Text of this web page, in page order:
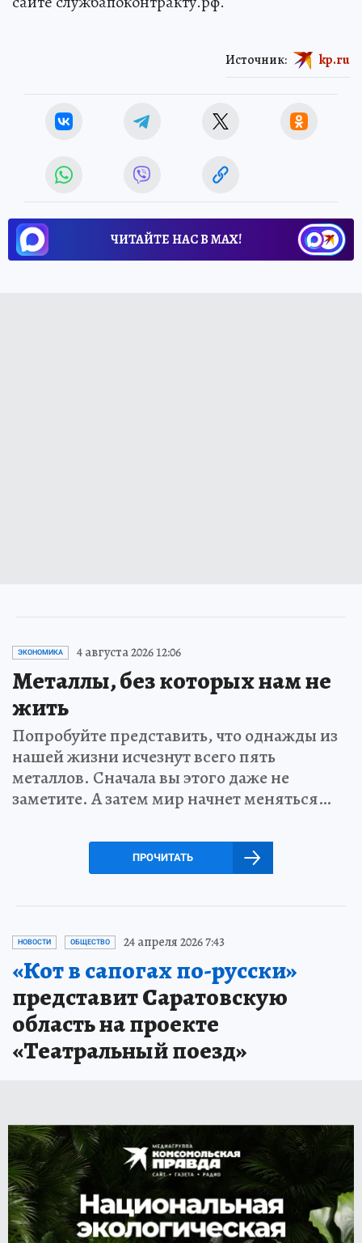
Источник: kp.ru
ЧИТАЙТЕ НАС В МАХ!
ЭКОНОМИКА 4 августа 2026 12:06
Металлы, без которых нам не
жить
Попробуйте представить, что однажды из
нашей жизни исчезнут всего пять
металлов. Сначала вы этого даже не
заметите. А затем мир начнет меняться…
ПРОЧИТАТЬ
НОВОСТИ ОБЩЕСТВО 24 апреля 2026 7:43
«Кот в сапогах по-русски»
представит Саратовскую
область на проекте
«Театральный поезд»